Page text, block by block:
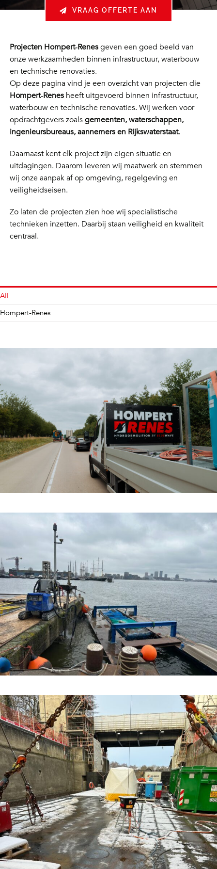
VRAAG OFFERTE AAN
Projecten Hompert‑Renesgeven een goed beeld van
onze werkzaamheden binnen infrastructuur, waterbouw
en technische renovaties.
Op deze pagina vind je een overzicht van projecten die
Hompert‑Renesheeft uitgevoerd binnen infrastructuur,
waterbouw en technische renovaties. Wij werken voor
opdrachtgevers zoalsgemeenten, waterschappen,
ingenieursbureaus, aannemers en Rijkswaterstaat.
Daarnaast kent elk project zijn eigen situatie en
uitdagingen. Daarom leveren wij maatwerk en stemmen
wij onze aanpak af op omgeving, regelgeving en
veiligheidseisen.
Zo laten de projecten zien hoe wij specialistische
technieken inzetten. Daarbij staan veiligheid en kwaliteit
centraal.
All
Hompert-Renes